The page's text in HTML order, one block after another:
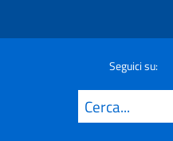
Seguici su:
Cerca